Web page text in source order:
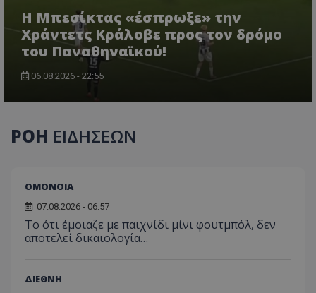
Η Μπεσίκτας «έσπρωξε» την
Χράντετς Κράλοβε προς τον δρόμο
του Παναθηναϊκού!
06.08.2026 - 22:55
ΡΟΗ ΕΙΔΗΣΕΩΝ
ΟΜΟΝΟΙΑ
07.08.2026 - 06:57
Το ότι έμοιαζε με παιχνίδι μίνι φουτμπόλ, δεν
αποτελεί δικαιολογία…
ΔΙΕΘΝΗ